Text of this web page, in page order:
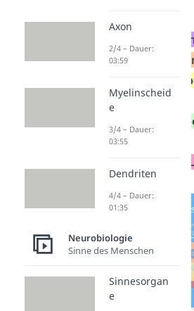
temporalis)
occipitalis)
Insellappen
Axon
2/4 – Dauer:
03:59
Myelinscheid
e
3/4 – Dauer:
03:55
Dendriten
4/4 – Dauer:
01:35
Neurobiologie
Sinne des Menschen
Sinnesorgan
e